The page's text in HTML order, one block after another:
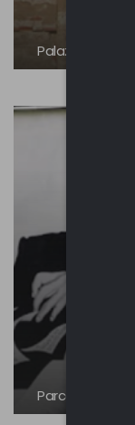
Palazzo Crivelli
Parco Giovanni